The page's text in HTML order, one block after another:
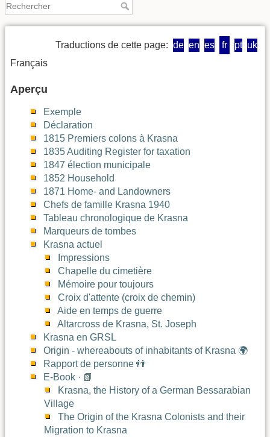
Traductions de cette page: de en es fr pt uk
Français
Aperçu
Exemple
Déclaration
1815 Premiers colons à Krasna
1835 Auditing Register for taxation
1847 élection municipale
1852 Household
1871 Home- and Landowners
Chefs de famille Krasna 1940
Tableau chronologique de Krasna
Marqueurs de tombes
Krasna actuel
Impressions
Chapelle du cimetière
Mémoire pour toujours
Croix d'attente (croix de chemin)
Aide en temps de guerre
Altarcross de Krasna, St. Joseph
Krasna en GRSL
Origin - whereabouts of inhabitants of Krasna 🌍
Rapport de personne 👬
E-Book · 📗
Krasna, the History of a German Bessarabian
Village
The Origin of the Krasna Colonists and their
Migration to Krasna